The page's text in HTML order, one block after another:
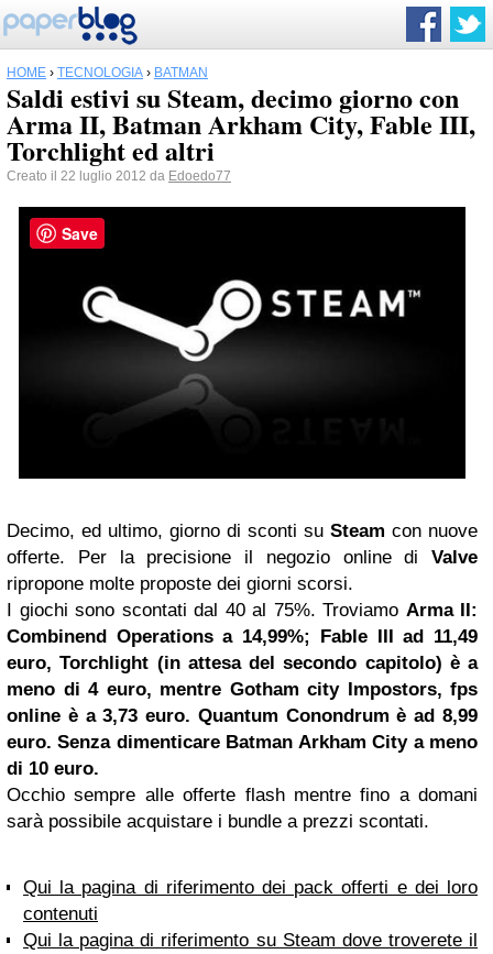
HOME › TECNOLOGIA › BATMAN
Saldi estivi su Steam, decimo giorno con
Arma II, Batman Arkham City, Fable III,
Torchlight ed altri
Creato il 22 luglio 2012 da Edoedo77
Decimo, ed ultimo, giorno di sconti su Steam con nuove
offerte. Per la precisione il negozio online di Valve
ripropone molte proposte dei giorni scorsi.
I giochi sono scontati dal 40 al 75%. Troviamo Arma II:
Combinend Operations a 14,99%; Fable III ad 11,49
euro, Torchlight (in attesa del secondo capitolo) è a
meno di 4 euro, mentre Gotham city Impostors, fps
online è a 3,73 euro. Quantum Conondrum è ad 8,99
euro. Senza dimenticare Batman Arkham City a meno
di 10 euro.
Occhio sempre alle offerte flash mentre fino a domani
sarà possibile acquistare i bundle a prezzi scontati.
Qui la pagina di riferimento dei pack offerti e dei loro
contenuti
Qui la pagina di riferimento su Steam dove troverete il
Save